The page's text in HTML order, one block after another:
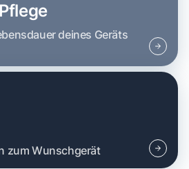
deines Geräts
zum Wunschgerät